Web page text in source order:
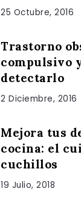
25 Octubre, 2016
Trastorno
compulsivo
detectarlo
2 Diciembre, 2016
Mejora tus
cocina: el
cuchillos
19 Julio, 2018